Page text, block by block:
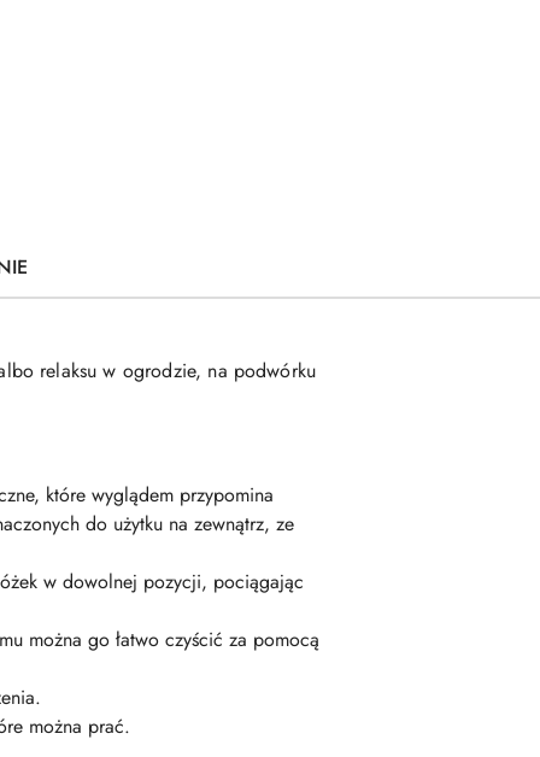
relaksu w ogrodzie, na podwórku
które wyglądem przypomina
do użytku na zewnątrz, ze
w dowolnej pozycji, pociągając
można go łatwo czyścić za pomocą
można prać.